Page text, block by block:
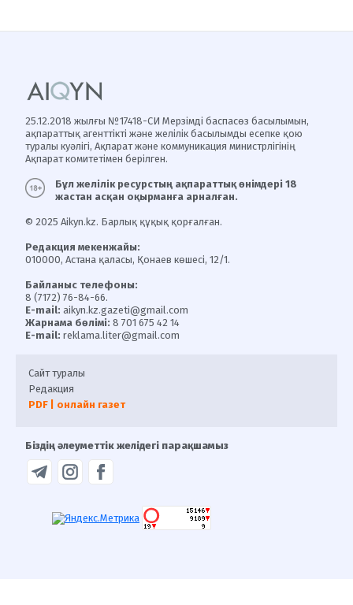
25.12.2018 жылғы №17418-СИ Мерзімді баспасөз басылымын,
ақпараттық агенттікті және желілік басылымды есепке қою
туралы куәлігі, Ақпарат және коммуникация министрлігінің
Ақпарат комитетімен берілген.
Бұл желілік ресурстың ақпараттық өнімдері 18
жастан асқан оқырманға арналған.
© 2025 Aikyn.kz. Барлық құқық қорғалған.
Редакция мекенжайы:
010000, Астана қаласы, Қонаев көшесі, 12/1.
Байланыс телефоны:
8 (7172) 76-84-66.
E-mail: aikyn.kz.gazeti@gmail.com
Жарнама бөлімі: 8 701 675 42 14
E-mail: reklama.liter@gmail.com
Сайт туралы
Редакция
PDF | онлайн газет
Біздің әлеуметтік желідегі парақшамыз